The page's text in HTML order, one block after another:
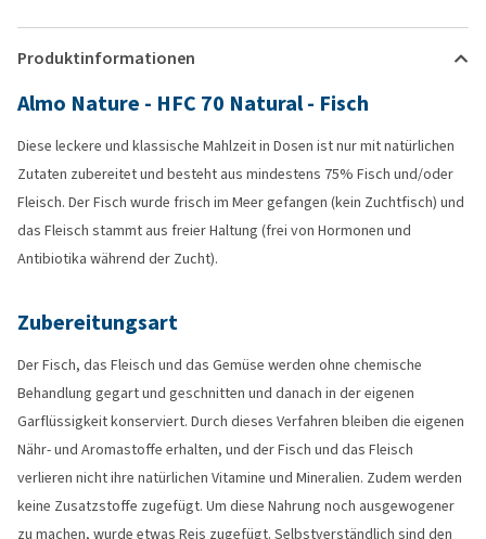
Produktinformationen
Almo Nature - HFC 70 Natural - Fisch
Diese leckere und klassische Mahlzeit in Dosen ist nur mit natürlichen
Zutaten zubereitet und besteht aus mindestens 75% Fisch und/oder
Fleisch. Der Fisch wurde frisch im Meer gefangen (kein Zuchtfisch) und
das Fleisch stammt aus freier Haltung (frei von Hormonen und
Antibiotika während der Zucht).
Zubereitungsart
Der Fisch, das Fleisch und das Gemüse werden ohne chemische
Behandlung gegart und geschnitten und danach in der eigenen
Garflüssigkeit konserviert. Durch dieses Verfahren bleiben die eigenen
Nähr- und Aromastoffe erhalten, und der Fisch und das Fleisch
verlieren nicht ihre natürlichen Vitamine und Mineralien. Zudem werden
keine Zusatzstoffe zugefügt. Um diese Nahrung noch ausgewogener
zu machen, wurde etwas Reis zugefügt. Selbstverständlich sind den